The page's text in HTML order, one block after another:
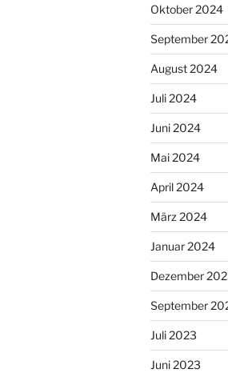
Oktober 2024
September
August 2024
Juli 2024
Juni 2024
Mai 2024
April 2024
März 2024
Januar 2024
Dezember
September
Juli 2023
Juni 2023